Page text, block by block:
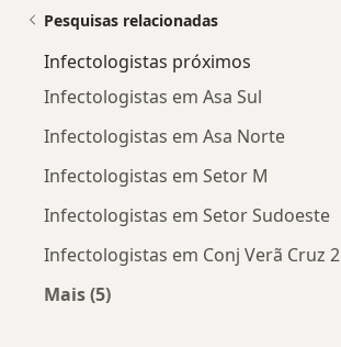
Pesquisas relacionadas
Infectologistas próximos
Infectologistas em Asa Sul
Infectologistas em Asa Norte
Infectologistas em Setor M
Infectologistas em Setor Sudoeste
Infectologistas em Conj Verã Cruz 2
Mais (5)